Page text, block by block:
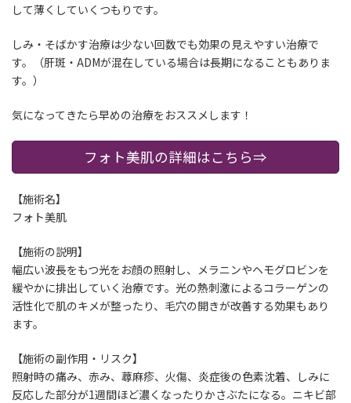
して薄くしていくつもりです。
しみ・そばかす治療は少ない回数でも効果の見えやすい治療で
す。（肝斑・ADMが混在している場合は長期になることもありま
す。）
気になってきたら早めの治療をおススメします！
フォト美肌の詳細はこちら⇒
【施術名】
フォト美肌
【施術の説明】
幅広い波長をもつ光をお顔の照射し、メラニンやヘモグロビンを
緩やかに排出していく治療です。光の熱刺激によるコラーゲンの
活性化で肌のキメが整ったり、毛穴の開きが改善する効果もあり
ます。
【施術の副作用・リスク】
照射時の痛み、赤み、蕁麻疹、火傷、炎症後の色素沈着、しみに
反応した部分が1週間ほど濃くなったりかさぶたになる。ニキビ部